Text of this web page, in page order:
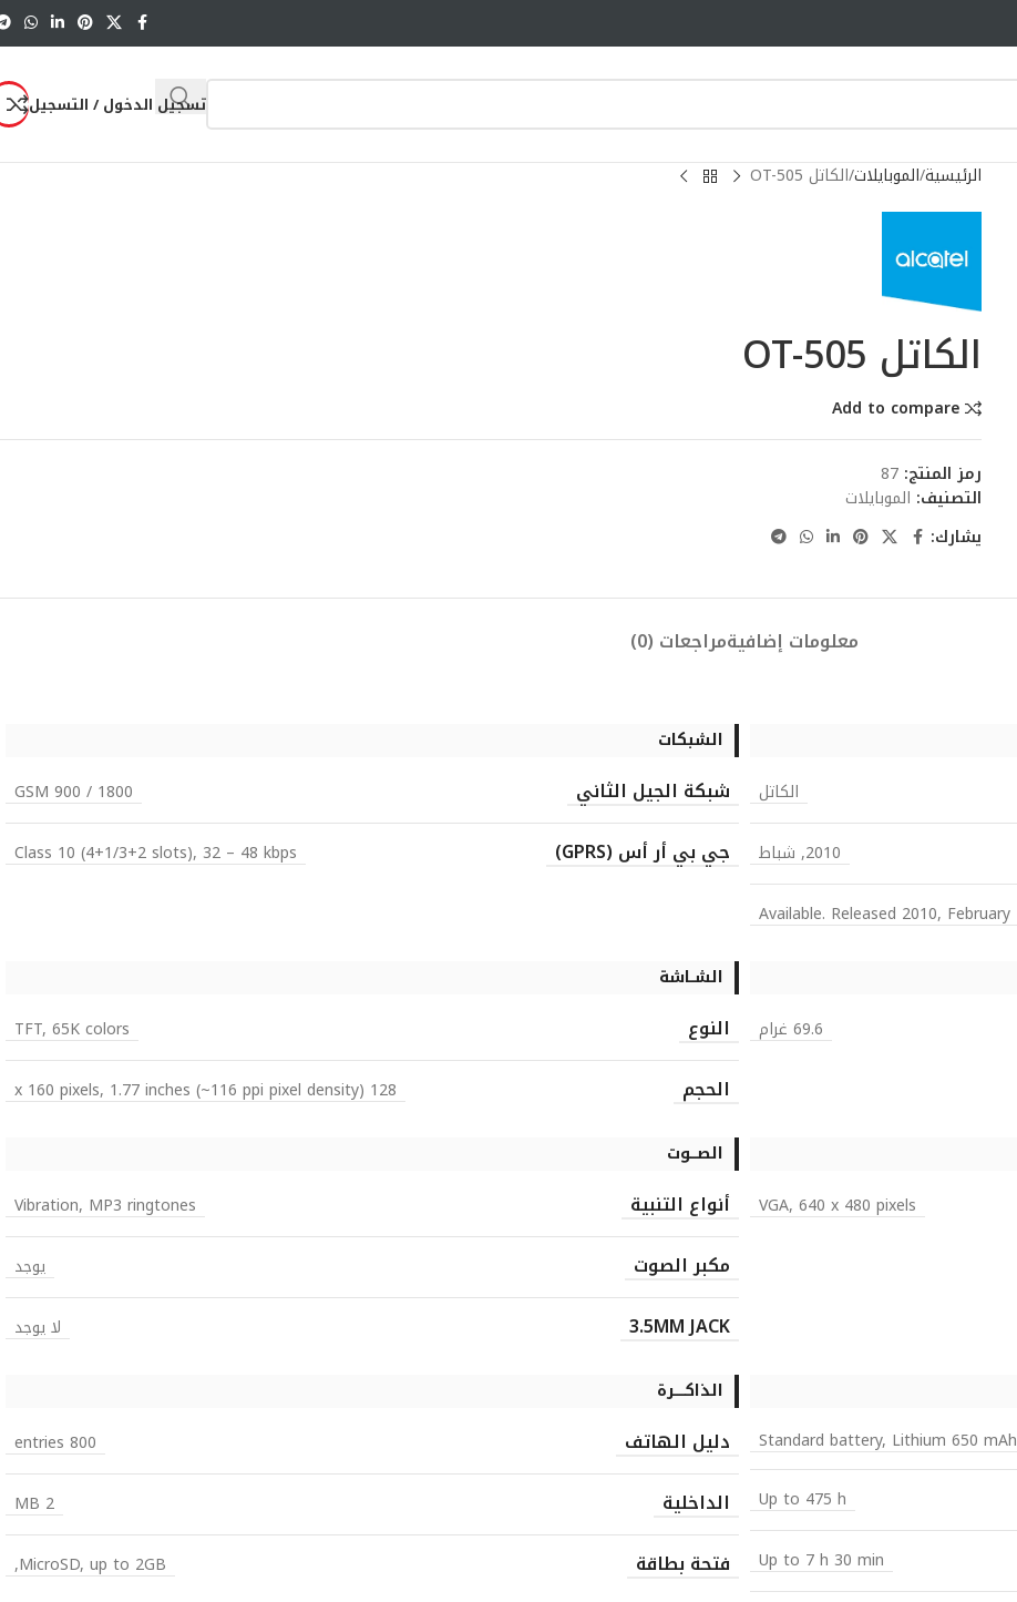
تسجيل الدخول / التسجيل
الرئيسية الموبايلات الكاتل OT-505
الكاتل OT-505
Add to compare
رمز المنتج: 87
التصنيف: الموبايلات
يشارك:
معلومات إضافيةمراجعات (0)
الكاتل
2010, شباط
Available. Released 2010, February
الشبكات
شبكة الجيل الثاني GSM 900 / 1800
جي بي أر أس (GPRS) Class 10 (4+1/3+2 slots), 32 – 48 kbps
69.6 غرام
الشــاشة
النوع TFT, 65K colors
الحجم 128 x 160 pixels, 1.77 inches (~116 ppi pixel density)
VGA, 640 x 480 pixels
الصـــوت
أنواع التنبية Vibration, MP3 ringtones
مكبر الصوت يوجد
3.5MM JACK لا يوجد
Standard battery, Lithium 650 mAh
Up to 475 h
Up to 7 h 30 min
الذاكـــــرة
دليل الهاتف 800 entries
الداخلية 2 MB
فتحة بطاقة MicroSD, up to 2GB,